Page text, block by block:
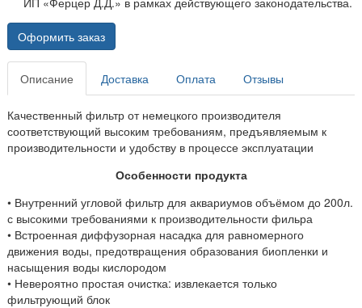
Оформить заказ
Описание Доставка Оплата Отзывы
Качественный фильтр от немецкого производителя
соответствующий высоким требованиям, предъявляемым к
производительности и удобству в процессе эксплуатации
Особенности продукта
• Внутренний угловой фильтр для аквариумов объёмом до 200л.
с высокими требованиями к производительности фильра
• Встроенная диффузорная насадка для равномерного
движения воды, предотвращения образования биопленки и
насыщения воды кислородом
• Невероятно простая очистка: извлекается только
фильтрующий блок